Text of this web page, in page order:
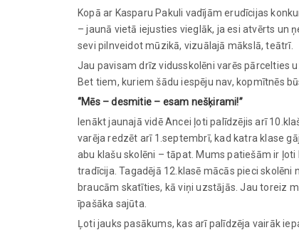
Kopā ar Kasparu Pakuli vadījām erudīcijas
– jaunā vietā iejusties vieglāk, ja esi atvērts un
sevi pilnveidot mūzikā, vizuālajā mākslā, teātrī.
Jau pavisam drīz vidusskolēni varēs pārcelties
Bet tiem, kuriem šādu iespēju nav, kopmītnēs
“Mēs – desmitie – esam nešķirami!”
Ienākt jaunajā vidē Ancei ļoti palīdzējis arī
varēja redzēt arī 1.septembrī, kad katra klase
abu klašu skolēni – tāpat. Mums patiešām ir
tradīcija. Tagadējā 12.klasē mācās pieci
braucām skatīties, kā viņi uzstājās. Jau toreiz
īpašāka sajūta.
Ļoti jauks pasākums, kas arī palīdzēja vairāk